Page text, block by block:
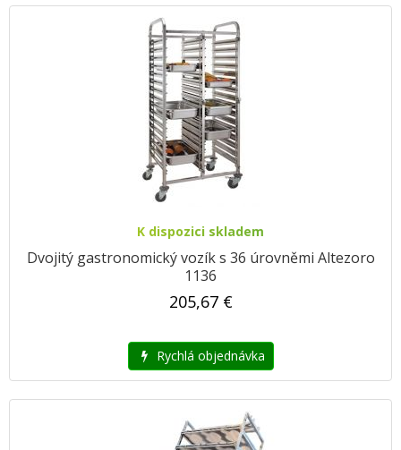
K dispozici skladem
Dvojitý gastronomický vozík s 36 úrovněmi Altezoro
1136
205,67 €
Rychlá objednávka